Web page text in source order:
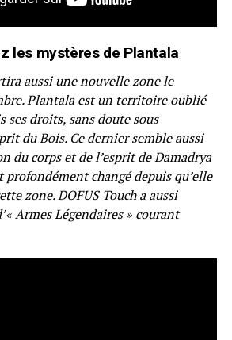
les mystères de Plantala
aussi une nouvelle zone le
Plantala est un territoire oublié
ses droits, sans doute sous
du Bois. Ce dernier semble aussi
du corps et de l’esprit de Damadrya
changé depuis qu’elle
zone. DOFUS Touch a aussi
Armes Légendaires » courant